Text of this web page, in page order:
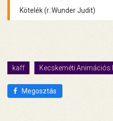
Kötelék (r.:Wunder Judit)
kaff Kecskeméti Animációs
Megosztás